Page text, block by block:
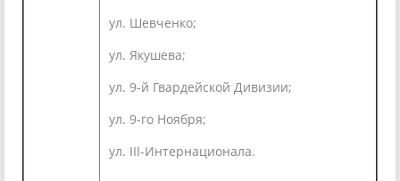
ул. Шевченко;
ул. Якушева;
ул. 9-й Гвардейской Дивизии;
ул. 9-го Ноября;
ул. III-Интернационала.